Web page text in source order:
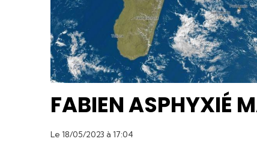
FABIEN ASPHYXIÉ
Le 18/05/2023 à 17:04